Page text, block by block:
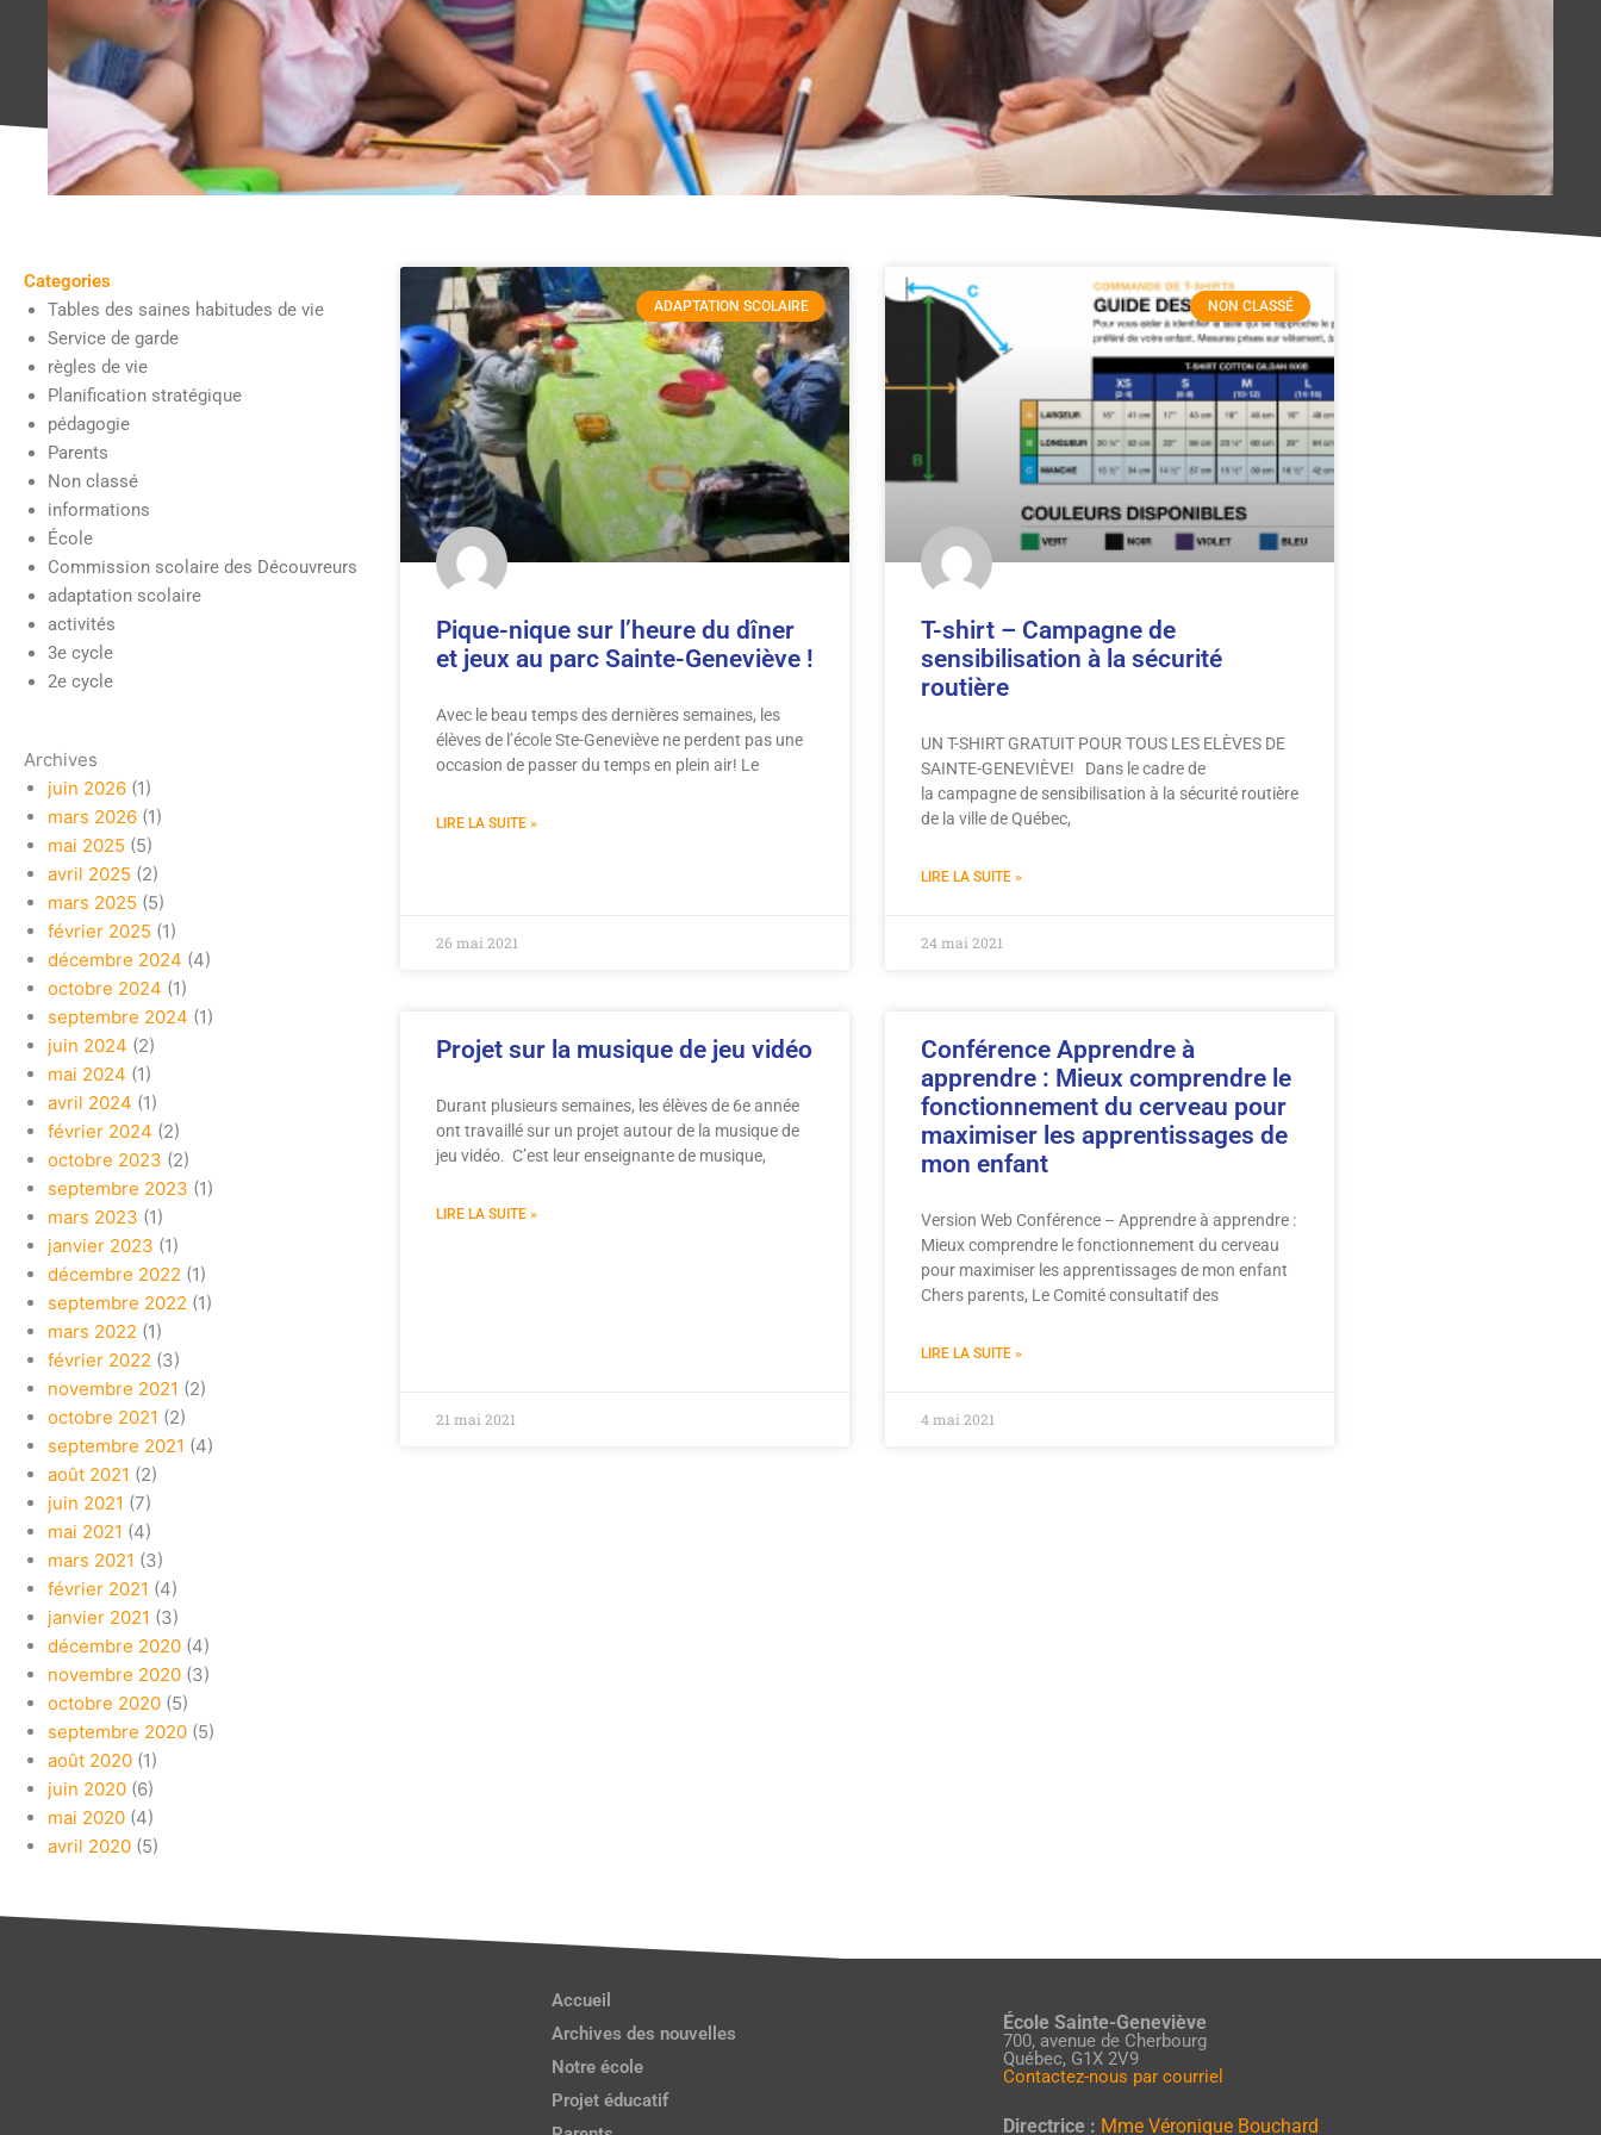
Categories
Tables des saines habitudes de vie
Service de garde
règles de vie
Planification stratégique
pédagogie
Parents
Non classé
informations
École
Commission scolaire des Découvreurs
adaptation scolaire
activités
3e cycle
2e cycle
Archives
juin 2026 (1)
mars 2026 (1)
mai 2025 (5)
avril 2025 (2)
mars 2025 (5)
février 2025 (1)
décembre 2024 (4)
octobre 2024 (1)
septembre 2024 (1)
juin 2024 (2)
mai 2024 (1)
avril 2024 (1)
février 2024 (2)
octobre 2023 (2)
septembre 2023 (1)
mars 2023 (1)
janvier 2023 (1)
décembre 2022 (1)
septembre 2022 (1)
mars 2022 (1)
février 2022 (3)
novembre 2021 (2)
octobre 2021 (2)
septembre 2021 (4)
août 2021 (2)
juin 2021 (7)
mai 2021 (4)
mars 2021 (3)
février 2021 (4)
janvier 2021 (3)
décembre 2020 (4)
novembre 2020 (3)
octobre 2020 (5)
septembre 2020 (5)
août 2020 (1)
juin 2020 (6)
mai 2020 (4)
avril 2020 (5)
ADAPTATION SCOLAIRE
Pique-nique sur l’heure du dîner
et jeux au parc Sainte-Geneviève !
Avec le beau temps des dernières semaines, les
élèves de l’école Ste-Geneviève ne perdent pas une
occasion de passer du temps en plein air! Le
LIRE LA SUITE »
26 mai 2021
NON CLASSÉ
T-shirt – Campagne de
sensibilisation à la sécurité
routière
UN T-SHIRT GRATUIT POUR TOUS LES ELÈVES DE
SAINTE-GENEVIÈVE! Dans le cadre de
la campagne de sensibilisation à la sécurité routière
de la ville de Québec,
LIRE LA SUITE »
24 mai 2021
Projet sur la musique de jeu vidéo
Durant plusieurs semaines, les élèves de 6e année
ont travaillé sur un projet autour de la musique de
jeu vidéo. C’est leur enseignante de musique,
LIRE LA SUITE »
21 mai 2021
Conférence Apprendre à
apprendre : Mieux comprendre le
fonctionnement du cerveau pour
maximiser les apprentissages de
mon enfant
Version Web Conférence – Apprendre à apprendre :
Mieux comprendre le fonctionnement du cerveau
pour maximiser les apprentissages de mon enfant
Chers parents, Le Comité consultatif des
LIRE LA SUITE »
4 mai 2021
Accueil
Archives des nouvelles
Notre école
Projet éducatif
École Sainte-Geneviève
700, avenue de Cherbourg
Québec, G1X 2V9
Contactez-nous par courriel
Directrice : Mme Véronique Bouchard